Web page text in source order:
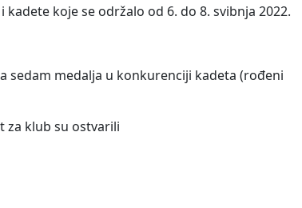
koje se održalo od 6. do 8. svibnja 2022.
sedam medalja u konkurenciji kadeta (rođeni
za klub su ostvarili